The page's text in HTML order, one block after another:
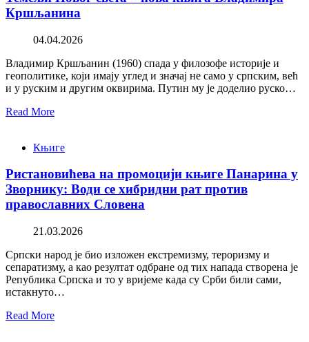
Кршљанина
04.04.2026
Владимир Кршљанин (1960) спада у филозофе историје и
геополитике, који имају углед и значај не само у српским, већ
и у руским и другим оквирима. Путин му је доделио руско…
Read More
Књиге
Ристановићева на промоцији књиге Панарина у
Зворнику: Води се хибридни рат против
православних Словена
21.03.2026
Српски народ је био изложен екстремизму, тероризму и
сепаратизму, а као резултат одбране од тих напада створена је
Република Српска и то у вријеме када су Срби били сами,
истакнуто…
Read More